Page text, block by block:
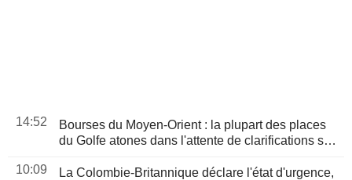
14:52
Bourses du Moyen-Orient : la plupart des places
du Golfe atones dans l'attente de clarifications sur
10:09
La Colombie-Britannique déclare l'état d'urgence,